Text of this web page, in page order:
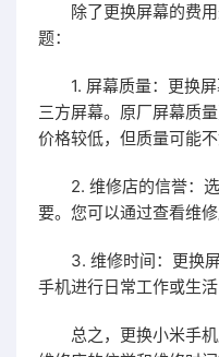
除了更换屏幕的费用
题：
1. 屏幕质量：更换屏
三方屏幕。原厂屏幕质
价格较低，但质量可能不
2. 维修店的信誉：选
要。您可以通过查看维
3. 维修时间：更换屏
手机进行日常工作或生
总之，更换小米手机